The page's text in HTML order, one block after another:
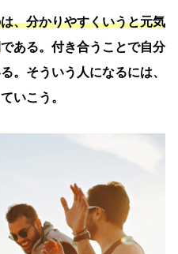
、分かりやすくいうと元気
である。付き合うことで自分
。そういう人になるには、
いこう。